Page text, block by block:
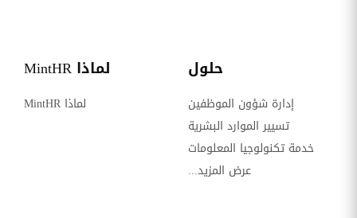
حلول
إدارة شؤون الموظفين
تسيير الموارد البشرية
خدمة تكنولوجيا المعلومات
عرض المزيد...
لماذا MintHR
لماذا MintHR